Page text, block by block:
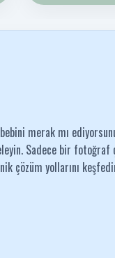
merak mı
Sadece bir fotoğraf
çözüm yollarını